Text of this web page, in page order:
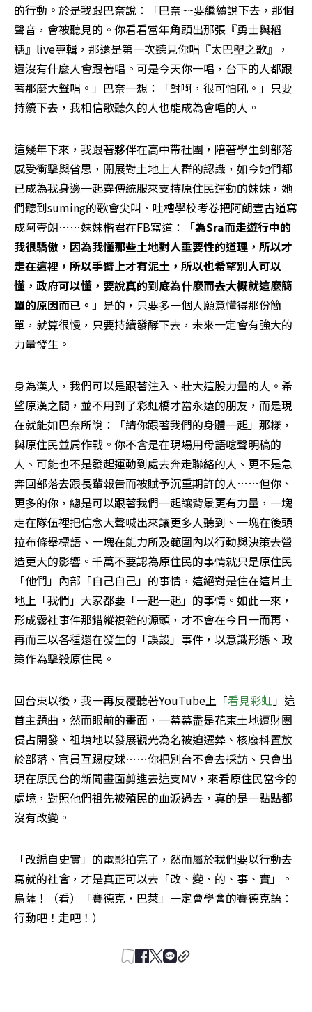
的行動。於是我跟巴奈說：「巴奈~~要繼續說下去，那個
聲音，會被聽見的。你看看當年角頭出那張『勇士與稻
穗』live專輯，那還是第一次聽見你唱『太巴塱之歌』，
還沒有什麼人會跟著唱。可是今天你一唱，台下的人都跟
著那麼大聲唱。」巴奈一想：「對啊，很可怕吼。」只要
持續下去，我相信歌聽久的人也能成為會唱的人。
這幾年下來，我跟著夥伴在高中帶社團，陪著學生到部落
感受衝擊與省思，開展對土地上人群的認識，如今她們都
已成為我身邊一起穿傳統服來支持原住民運動的妹妹，她
們聽到suming的歌會尖叫、吐槽學校考卷把阿朗壹古道寫
成阿壹朗……妹妹楷君在FB寫道：
「為Sra而走遊行中的
我很驕傲，因為我懂那些土地對人重要性的道理，所以才
走在這裡，所以手臂上才有泥土，所以也希望別人可以
懂，政府可以懂，要說真的到底為什麼而去大概就這麼簡
單的原因而已。」 是的，只要多一個人願意懂得那份簡
單，就算很慢，只要持續發酵下去，未來一定會有強大的
力量發生。
身為漢人，我們可以是跟著注入、壯大這股力量的人。希
望原漢之間，並不用到了彩虹橋才當永遠的朋友，而是現
在就能如巴奈所說：「請你跟著我們的身體一起」那樣，
與原住民並肩作戰。你不會是在現場用母語唸聲明稿的
人、可能也不是發起運動到處去奔走聯絡的人、更不是急
奔回部落去跟長輩報告而被賦予沉重期許的人……但你、
更多的你，總是可以跟著我們一起讓背景更有力量，一塊
走在隊伍裡把信念大聲喊出來讓更多人聽到、一塊在後頭
拉布條舉標語、一塊在能力所及範圍內以行動與決策去營
造更大的影響。千萬不要認為原住民的事情就只是原住民
「他們」內部「自己自己」的事情，這絕對是住在這片土
地上「我們」大家都要「一起一起」的事情。如此一來，
形成霧社事件那錯縱複雜的源頭，才不會在今日一而再、
再而三以各種還在發生的「誤設」事件，以意識形態、政
策作為擊殺原住民。
回台東以後，我一再反覆聽著YouTube上「看見彩虹」這
首主題曲，然而眼前的畫面，一幕幕盡是花東土地遭財團
侵占開發、祖墳地以發展觀光為名被迫遷葬、核廢料置放
於部落、官員互踢皮球……你把別台不會去採訪、只會出
現在原民台的新聞畫面剪進去這支MV，來看原住民當今的
處境，對照他們祖先被殖民的血淚過去，真的是一點點都
沒有改變。
「改編自史實」的電影拍完了，然而屬於我們要以行動去
寫就的社會，才是真正可以去「改、變、的、事、實」。
烏薩！（看）「賽德克‧巴萊」一定會學會的賽德克語：
行動吧！走吧！）